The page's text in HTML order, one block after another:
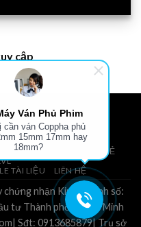
cập
PHIM, VÁN COPPHA
SOFA, PALLETS, VÁN SẺ
TÀI LIỆU LIÊN HỆ
chứng nhận Kinh Doanh số:
tư Thành phố Hồ Chí Minh
Sđt: 0913685879| Trụ sở
Ván Phủ Phim
cần ván Coppha phủ
15mm 17mm hay
18mm?